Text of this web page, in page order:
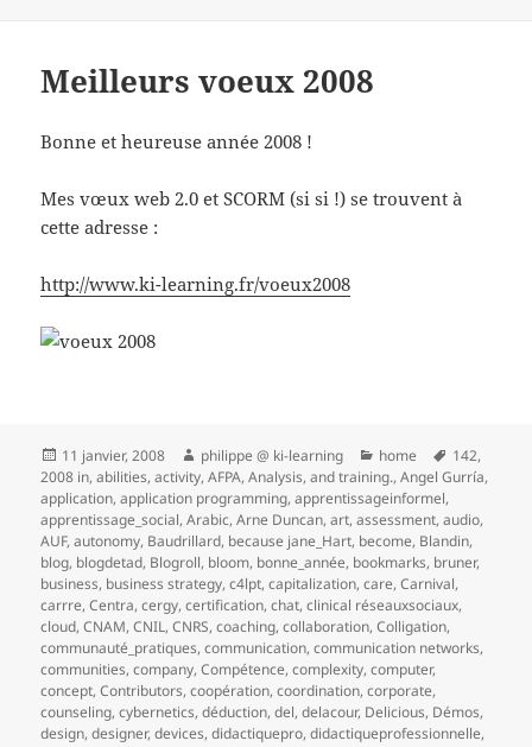
Meilleurs voeux 2008
Bonne et heureuse année 2008 !
Mes vœux web 2.0 et SCORM (si si !) se trouvent à
cette adresse :
http://www.ki-learning.fr/voeux2008
Publié
le
11 janvier, 2008 Auteur
philippe @ ki-learning Catégories
home
Mots-
clés
142,
2008 in,abilities,activity,AFPA,Analysis,and training.,Angel Gurría,
application,application programming,apprentissageinformel,
apprentissage_social,Arabic,Arne Duncan,art,assessment,audio,
AUF,autonomy, Baudrillard, because jane_Hart, become, Blandin,
blog, blogdetad, Blogroll, bloom, bonne_année, bookmarks, bruner,
business, business strategy,c4lpt,capitalization,care,Carnival,
carrre,Centra,cergy,certification,chat,clinical réseauxsociaux,
cloud,CNAM,CNIL,CNRS,coaching,collaboration,Colligation,
communauté_pratiques,communication,communication networks,
communities,company,Compétence,complexity,computer,
concept,Contributors,coopération,coordination,corporate,
counseling,cybernetics,déduction,del,delacour, Delicious, Démos,
design,designer,devices,didactiquepro,didactiqueprofessionnelle,